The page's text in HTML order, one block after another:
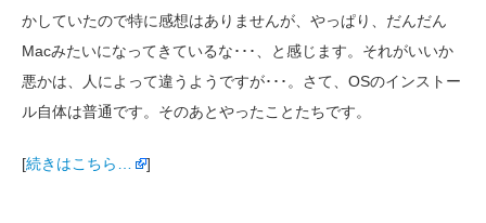
かしていたので特に感想はありませんが、やっぱり、だんだん
Macみたいになってきているな･･･、と感じます。それがいいか
悪かは、人によって違うようですが･･･。さて、OSのインストー
ル自体は普通です。そのあとやったことたちです。
[続きはこちら… ]